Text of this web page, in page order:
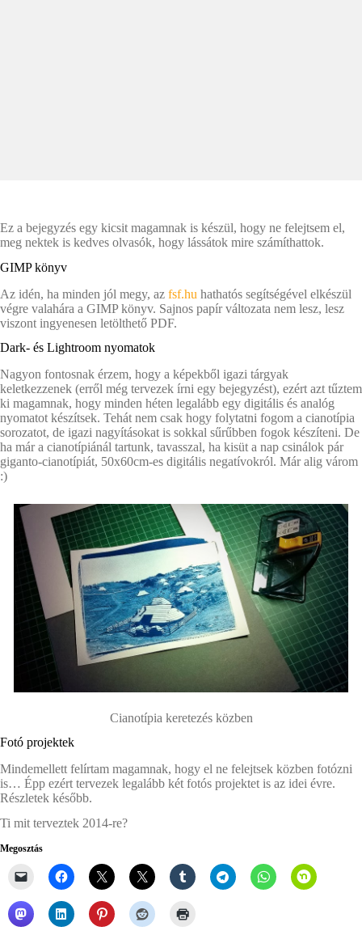
Ez a bejegyzés egy kicsit magamnak is készül, hogy ne felejtsem el,
meg nektek is kedves olvasók, hogy lássátok mire számíthattok.
GIMP könyv
Az idén, ha minden jól megy, az fsf.hu hathatós segítségével elkészül
végre valahára a GIMP könyv. Sajnos papír változata nem lesz, lesz
viszont ingyenesen letölthető PDF.
Dark- és Lightroom nyomatok
Nagyon fontosnak érzem, hogy a képekből igazi tárgyak
keletkezzenek (erről még tervezek írni egy bejegyzést), ezért azt tűztem
ki magamnak, hogy minden héten legalább egy digitális és analóg
nyomatot készítsek. Tehát nem csak hogy folytatni fogom a cianotípia
sorozatot, de igazi nagyításokat is sokkal sűrűbben fogok készíteni. De
ha már a cianotípiánál tartunk, tavasszal, ha kisüt a nap csinálok pár
giganto-cianotípiát, 50x60cm-es digitális negatívokról. Már alig várom
:)
Cianotípia keretezés közben
Fotó projektek
Mindemellett felírtam magamnak, hogy el ne felejtsek közben fotózni
is… Épp ezért tervezek legalább két fotós projektet is az idei évre.
Részletek később.
Ti mit terveztek 2014-re?
Megosztás